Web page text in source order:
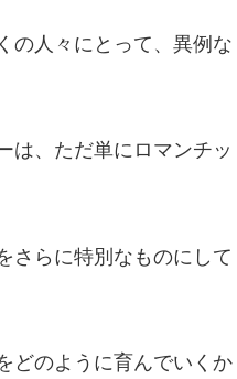
の人々にとって、異例な
は、ただ単にロマンチッ
さらに特別なものにして
どのように育んでいくか